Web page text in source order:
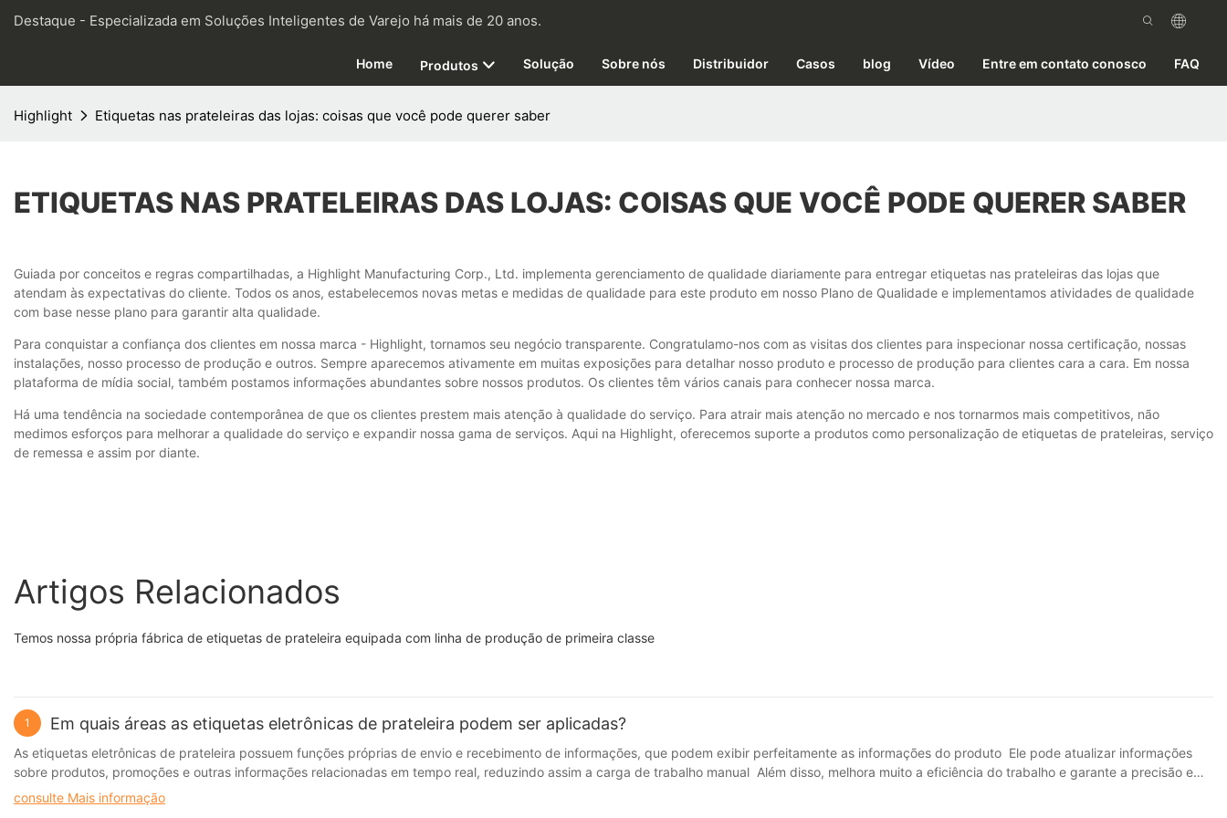
Destaque - Especializada em Soluções Inteligentes de Varejo há mais de 20 anos.
Home Produtos Solução Sobre nós Distribuidor Casos blog Vídeo Entre em contato conosco FAQ
Highlight Etiquetas nas prateleiras das lojas: coisas que você pode querer saber
ETIQUETAS NAS PRATELEIRAS DAS LOJAS: COISAS QUE VOCÊ PODE QUERER SABER
Guiada por conceitos e regras compartilhadas, a Highlight Manufacturing Corp., Ltd. implementa gerenciamento de qualidade diariamente para entregar etiquetas nas prateleiras das lojas que
atendam às expectativas do cliente. Todos os anos, estabelecemos novas metas e medidas de qualidade para este produto em nosso Plano de Qualidade e implementamos atividades de qualidade
com base nesse plano para garantir alta qualidade.
Para conquistar a confiança dos clientes em nossa marca - Highlight, tornamos seu negócio transparente. Congratulamo-nos com as visitas dos clientes para inspecionar nossa certificação, nossas
instalações, nosso processo de produção e outros. Sempre aparecemos ativamente em muitas exposições para detalhar nosso produto e processo de produção para clientes cara a cara. Em nossa
plataforma de mídia social, também postamos informações abundantes sobre nossos produtos. Os clientes têm vários canais para conhecer nossa marca.
Há uma tendência na sociedade contemporânea de que os clientes prestem mais atenção à qualidade do serviço. Para atrair mais atenção no mercado e nos tornarmos mais competitivos, não
medimos esforços para melhorar a qualidade do serviço e expandir nossa gama de serviços. Aqui na Highlight, oferecemos suporte a produtos como personalização de etiquetas de prateleiras, serviço
de remessa e assim por diante.
Artigos Relacionados
Temos nossa própria fábrica de etiquetas de prateleira equipada com linha de produção de primeira classe
1 Em quais áreas as etiquetas eletrônicas de prateleira podem ser aplicadas?
As etiquetas eletrônicas de prateleira possuem funções próprias de envio e recebimento de informações, que podem exibir perfeitamente as informações do produto Ele pode atualizar informações
sobre produtos, promoções e outras informações relacionadas em tempo real, reduzindo assim a carga de trabalho manual Além disso, melhora muito a eficiência do trabalho e garante a precisão e
consistência das informações do produto.
consulte Mais informação